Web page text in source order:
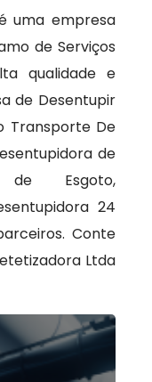
uma empresa
de Serviços
qualidade e
de Desentupir
Transporte De
de
de Esgoto,
24
Conte
Ltda